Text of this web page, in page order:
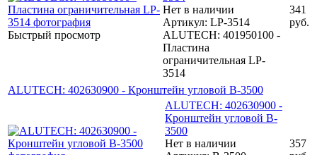
Быстрый просмотр
Нет в наличии
Артикул: LP-3514
ALUTECH: 401950100 -
Пластина
ограничительная LP-
3514
341
руб.
ALUTECH: 402630900 - Кронштейн угловой B-3500
ALUTECH: 402630900 -
Кронштейн угловой B-
3500
Нет в наличии
357